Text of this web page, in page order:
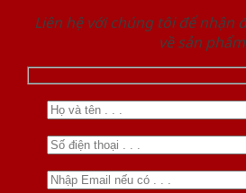
Liên hệ với chúng tôi để nhận
về sản phẩm